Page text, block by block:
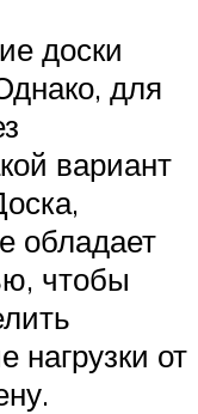
доски
для
вариант
обладает
чтобы
нагрузки от